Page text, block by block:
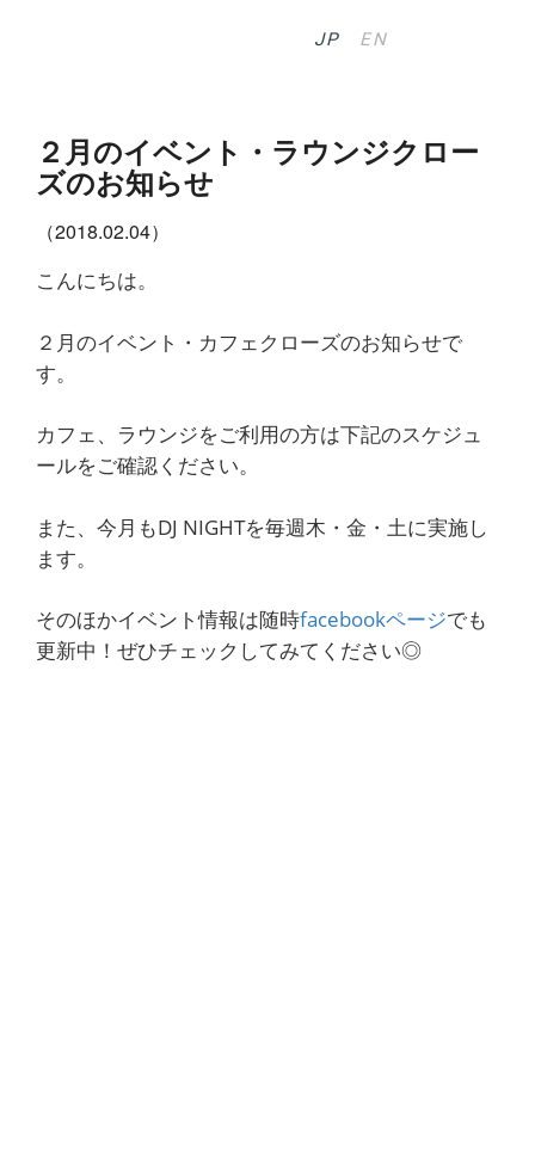
JP EN
２月のイベント・ラウンジクロー
ズのお知らせ
（2018.02.04）
こんにちは。
２月のイベント・カフェクローズのお知らせで
す。
カフェ、ラウンジをご利用の方は下記のスケジュ
ールをご確認ください。
また、今月もDJ NIGHTを毎週木・金・土に実施し
ます。
そのほかイベント情報は随時facebookページでも
更新中！ぜひチェックしてみてください◎